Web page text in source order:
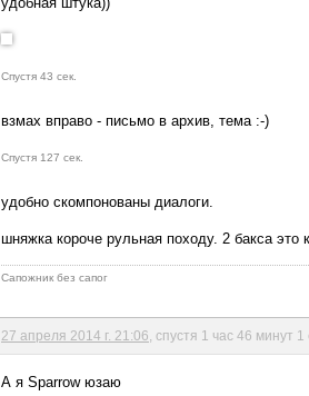
Спустя 43 сек.
взмах вправо - письмо в архив, тема :-)
Спустя 127 сек.
удобно скомпонованы диалоги.
шняжка короче рульная походу. 2 бакса это
Сапожник без сапог
27 апреля 2014 г. 21:06 , спустя 1 час 46 минут 1
А я Sparrow юзаю